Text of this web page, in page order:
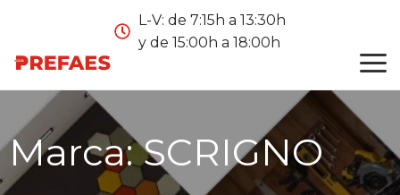
L-V: de 7:15h a 13:30h
y de 15:00h a 18:00h
Marca:SCRIGNO